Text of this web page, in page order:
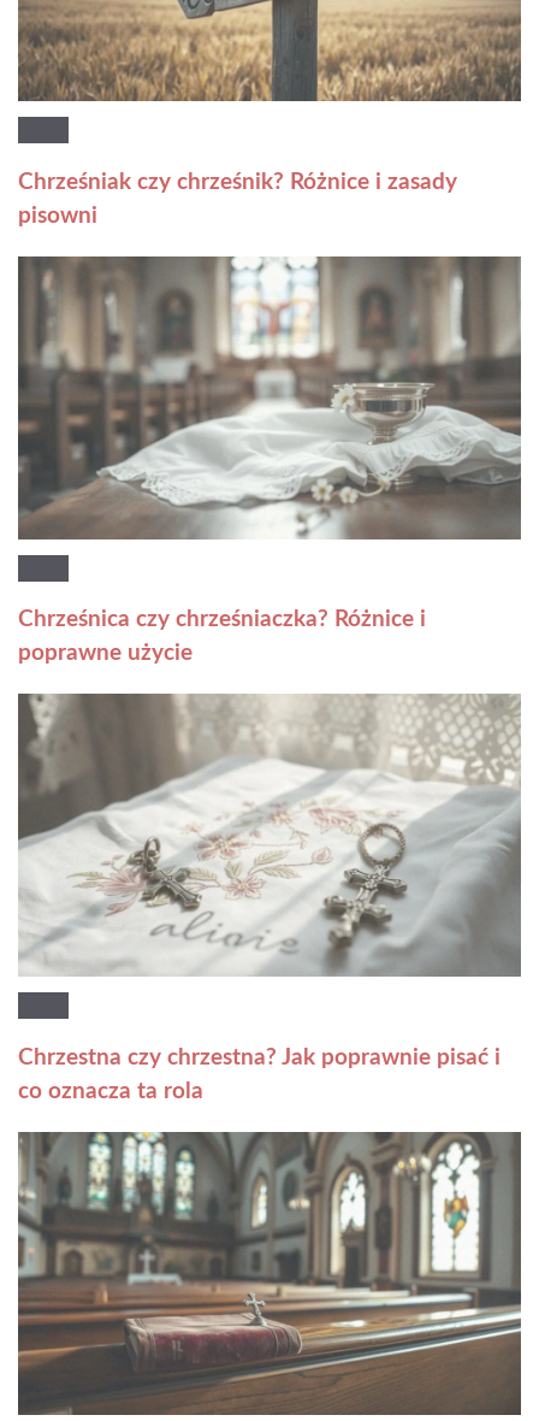
Chrześniak czy chrześnik? Różnice i zasady
pisowni
Chrześnica czy chrześniaczka? Różnice i
poprawne użycie
Chrzestna czy chrzestna? Jak poprawnie pisać i
co oznacza ta rola